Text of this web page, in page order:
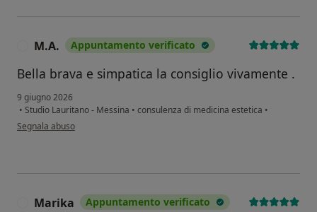
M.A. Appuntamento verificato
Bella brava e simpatica la consiglio vivamente .
9 giugno 2026
• Studio Lauritano - Messina • consulenza di medicina estetica •
secondo l'opinione dell'utente M.A.
Segnala abuso
Marika Appuntamento verificato